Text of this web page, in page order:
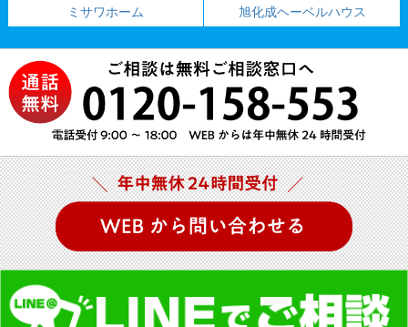
ミサワホーム
旭化成ヘーベルハウス